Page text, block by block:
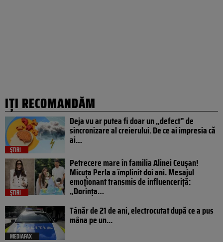
IȚI RECOMANDĂM
ȘTIRI
Deja vu ar putea fi doar un „defect” de
sincronizare al creierului. De ce ai impresia că
ai…
ȘTIRI
Petrecere mare în familia Alinei Ceușan!
Micuța Perla a împlinit doi ani. Mesajul
emoționant transmis de influenceriță:
„Dorința…
MEDIAFAX
Tânăr de 21 de ani, electrocutat după ce a pus
mâna pe un...